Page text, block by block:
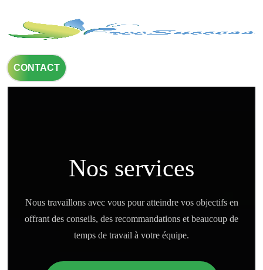
CONTACT
Nos services
Nous travaillons avec vous pour atteindre vos objectifs en
offrant des conseils, des recommandations et beaucoup de
temps de travail à votre équipe.